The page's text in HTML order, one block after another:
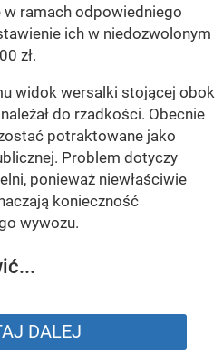
w ramach odpowiedniego
ich w niedozwolonym
zł.
widok wersalki stojącej obok
do rzadkości. Obecnie
potraktowane jako
Problem dotyczy
ponieważ niewłaściwie
konieczność
wywozu.
DALEJ